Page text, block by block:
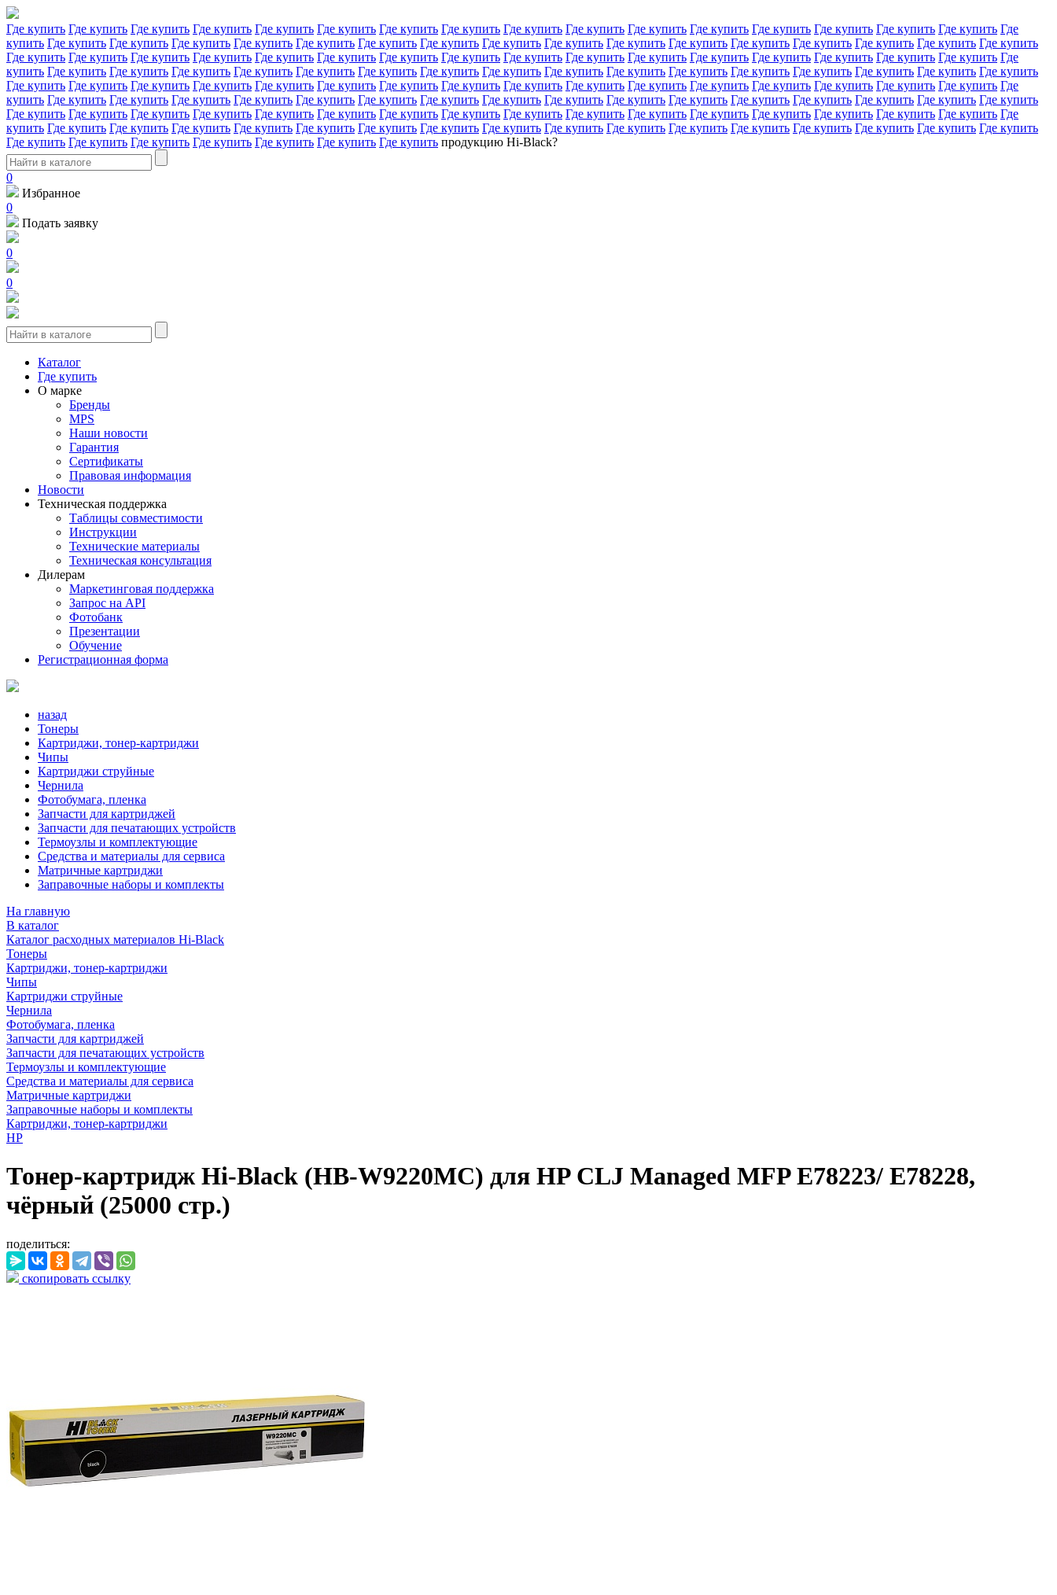
Где купить Где купить Где купить Где купить Где купить Где купить Где купить Где купить Где купить Где купить Где купить Где купить Где купить Где купить Где купить Где купить Где
купить Где купить Где купить Где купить Где купить Где купить Где купить Где купить Где купить Где купить Где купить Где купить Где купить Где купить Где купить Где купить Где купить
Где купить Где купить Где купить Где купить Где купить Где купить Где купить Где купить Где купить Где купить Где купить Где купить Где купить Где купить Где купить Где купить Где
купить Где купить Где купить Где купить Где купить Где купить Где купить Где купить Где купить Где купить Где купить Где купить Где купить Где купить Где купить Где купить Где купить
Где купить Где купить Где купить Где купить Где купить Где купить Где купить Где купить Где купить Где купить Где купить Где купить Где купить Где купить Где купить Где купить Где
купить Где купить Где купить Где купить Где купить Где купить Где купить Где купить Где купить Где купить Где купить Где купить Где купить Где купить Где купить Где купить Где купить
Где купить Где купить Где купить Где купить Где купить Где купить Где купить Где купить Где купить Где купить Где купить Где купить Где купить Где купить Где купить Где купить Где
купить Где купить Где купить Где купить Где купить Где купить Где купить Где купить Где купить Где купить Где купить Где купить Где купить Где купить Где купить Где купить Где купить
Где купить Где купить Где купить Где купить Где купить Где купить Где купить продукцию Hi-Black?
0
Избранное
0
Подать заявку
0
0
Каталог
Где купить
О марке
Бренды
MPS
Наши новости
Гарантия
Сертификаты
Правовая информация
Новости
Техническая поддержка
Таблицы совместимости
Инструкции
Технические материалы
Техническая консультация
Дилерам
Маркетинговая поддержка
Запрос на API
Фотобанк
Презентации
Обучение
Регистрационная форма
назад
Тонеры
Картриджи, тонер-картриджи
Чипы
Картриджи струйные
Чернила
Фотобумага, пленка
Запчасти для картриджей
Запчасти для печатающих устройств
Термоузлы и комплектующие
Средства и материалы для сервиса
Матричные картриджи
Заправочные наборы и комплекты
На главную
В каталог
Каталог расходных материалов Hi-Black
Тонеры
Картриджи, тонер-картриджи
Чипы
Картриджи струйные
Чернила
Фотобумага, пленка
Запчасти для картриджей
Запчасти для печатающих устройств
Термоузлы и комплектующие
Средства и материалы для сервиса
Матричные картриджи
Заправочные наборы и комплекты
Картриджи, тонер-картриджи
HP
Тонер-картридж Hi-Black (HB-W9220MC) для HP CLJ Managed MFP E78223/ E78228,
чёрный (25000 стр.)
поделиться:
скопировать ссылку